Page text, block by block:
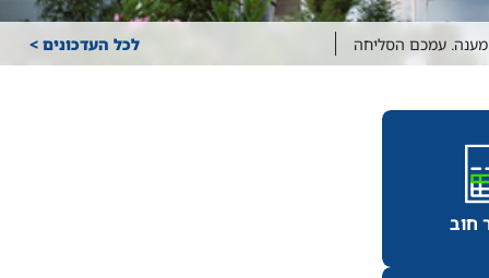
מענה. עמכם הסליחה לכל העדכונים >
חוב